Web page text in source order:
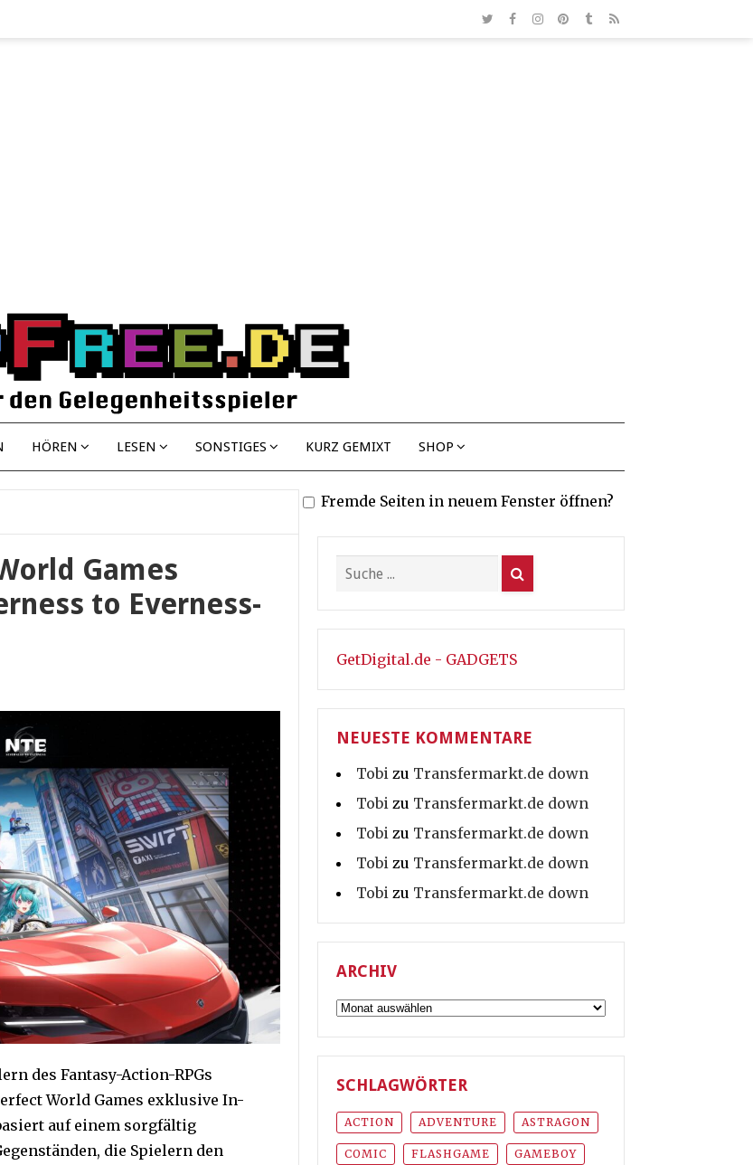
HÖREN LESEN SONSTIGES KURZ GEMIXT SHOP
Games
to Everness-
des Fantasy-Action-RPGs
World Games exklusive In-
auf einem sorgfältig
die Spielern den
Fremde Seiten in neuem Fenster öffnen?
GetDigital.de - GADGETS
NEUESTE KOMMENTARE
Tobi zu Transfermarkt.de down
Tobi zu Transfermarkt.de down
Tobi zu Transfermarkt.de down
Tobi zu Transfermarkt.de down
Tobi zu Transfermarkt.de down
ARCHIV
Archiv
SCHLAGWÖRTER
ACTION ADVENTURE ASTRAGON
COMIC FLASHGAME GAMEBOY